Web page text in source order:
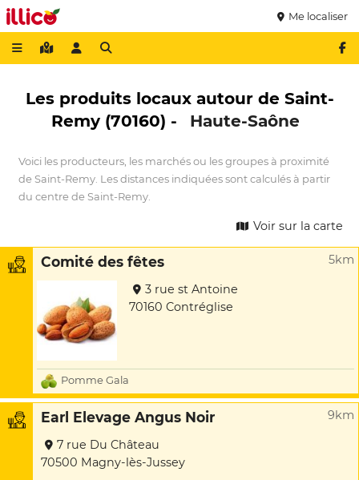
Me localiser
Les produits locaux autour de Saint-
Remy (70160) -
Haute-Saône
Voici les producteurs, les marchés ou les groupes à proximité
de Saint-Remy. Les distances indiquées sont calculés à partir
du centre de Saint-Remy.
Voir sur la carte
Comité des fêtes 5km
3 rue st Antoine
70160 Contréglise
Pomme Gala
Earl Elevage Angus Noir 9km
7 rue Du Château
70500 Magny-lès-Jussey